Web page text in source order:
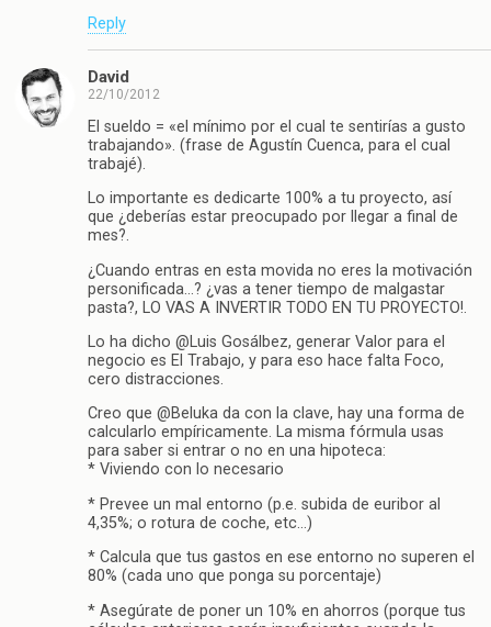
Reply
David
22/10/2012
El sueldo = «el mínimo por el cual te sentirías a gusto
trabajando». (frase de Agustín Cuenca, para el cual
trabajé).
Lo importante es dedicarte 100% a tu proyecto, así
que ¿deberías estar preocupado por llegar a final de
mes?.
¿Cuando entras en esta movida no eres la motivación
personificada…? ¿vas a tener tiempo de malgastar
pasta?, LO VAS A INVERTIR TODO EN TU PROYECTO!.
Lo ha dicho @Luis Gosálbez, generar Valor para el
negocio es El Trabajo, y para eso hace falta Foco,
cero distracciones.
Creo que @Beluka da con la clave, hay una forma de
calcularlo empíricamente. La misma fórmula usas
para saber si entrar o no en una hipoteca:
* Viviendo con lo necesario
* Prevee un mal entorno (p.e. subida de euribor al
4,35%; o rotura de coche, etc…)
* Calcula que tus gastos en ese entorno no superen el
80% (cada uno que ponga su porcentaje)
* Asegúrate de poner un 10% en ahorros (porque tus